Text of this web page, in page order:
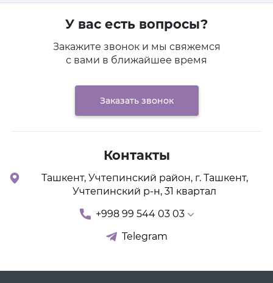
У вас есть вопросы?
Закажите звонок и мы свяжемся
с вами в ближайшее время
Заказать звонок
Контакты
Ташкент, Учтепинский район, г. Ташкент,
Учтепинский р-н, 31 квартал
+998 99 544 03 03
Telegram